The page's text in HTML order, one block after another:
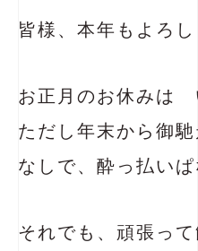
皆様、本年もよろ
お正月のお休みは
ただし年末から御
なしで、酔っ払いぱ
それでも、頑張っ